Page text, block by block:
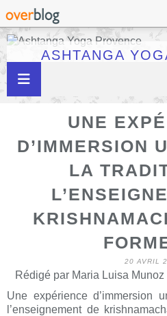
ASHTANGA
UNE
D’IMMERSION
LA
20 AVRIL
Rédigé par Maria Luisa
Une expérience d’immersion
l’enseignement de